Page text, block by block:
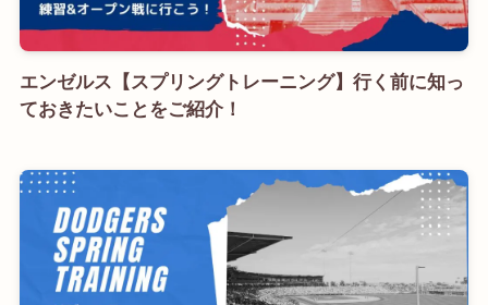
エンゼルス【スプリングトレーニング】行く前に知っ
ておきたいことをご紹介！